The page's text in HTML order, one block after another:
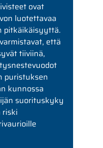
ovat
luotettavaa
pitkäikäisyyttä.
että
tiiviinä,
puristuksen
kunnossa
suorituskyky
riski